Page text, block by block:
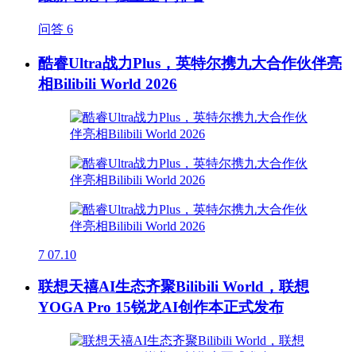
问答 6
酷睿Ultra战力Plus，英特尔携九大合作伙伴亮
相Bilibili World 2026
7 07.10
联想天禧AI生态齐聚Bilibili World，联想
YOGA Pro 15锐龙AI创作本正式发布